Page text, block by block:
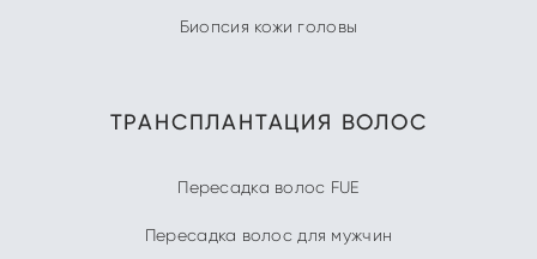
Биопсия кожи головы
ТРАНСПЛАНТАЦИЯ ВОЛОС
Пересадка волос FUE
Пересадка волос для мужчин